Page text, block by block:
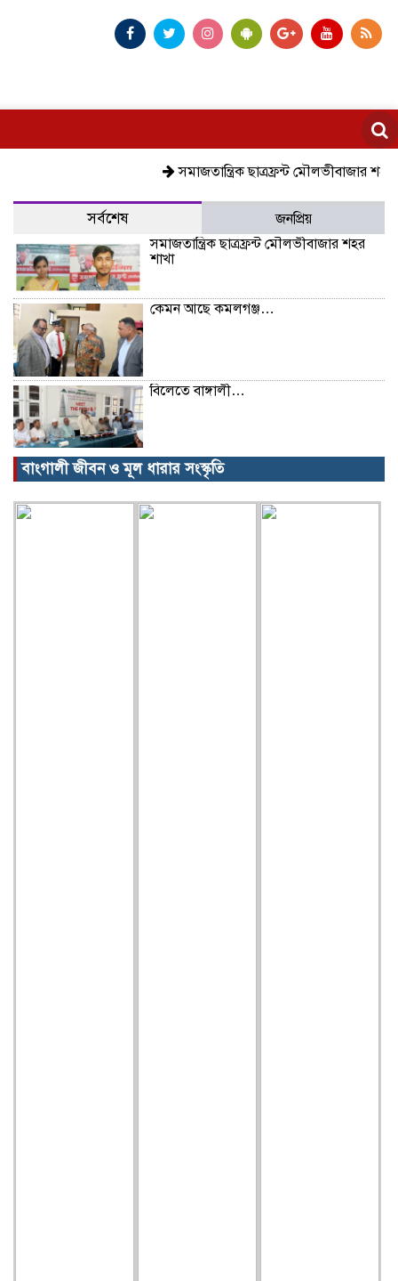
সমাজতান্ত্রিক ছাত্রফ্রন্ট মৌলভীবাজার শহর শাখা
সর্বশেষ
জনপ্রিয়
সমাজতান্ত্রিক ছাত্রফ্রন্ট মৌলভীবাজার শহর
শাখা
কেমন আছে কমলগঞ্জ…
বিলেতে বাঙ্গালী…
বিক্ষোভ, গ্রেপ্তার, অজগর, সেগুনকাঠ আর
বাংগালী জীবন ও মূল ধারার সংস্কৃতি